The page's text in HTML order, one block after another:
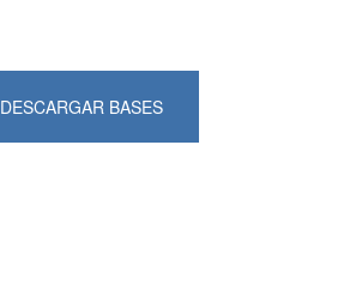
DESCARGAR BASES